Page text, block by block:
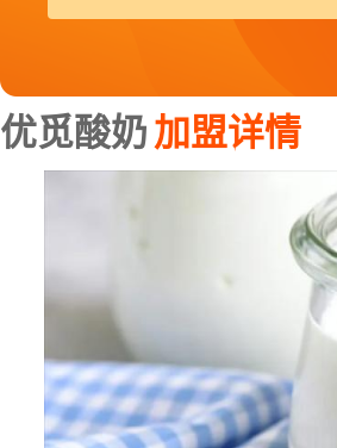
优觅酸奶 加盟详情